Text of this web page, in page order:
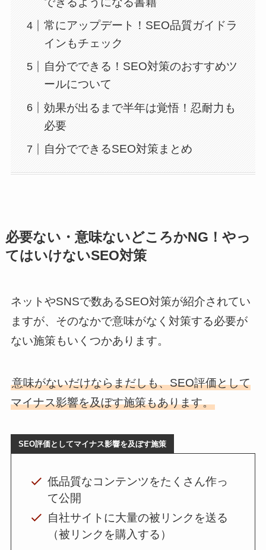
常にアップデート！SEO品質ガイドラ
インもチェック
自分でできる！SEO対策のおすすめツ
ールについて
効果が出るまで半年は覚悟！忍耐力も
必要
自分でできるSEO対策まとめ
必要ない・意味ないどころかNG！やっ
てはいけないSEO対策
ネットやSNSで数あるSEO対策が紹介されてい
ますが、そのなかで意味がなく対策する必要が
ない施策もいくつかあります。
意味がないだけならまだしも、SEO評価として
マイナス影響を及ぼす施策もあります。
SEO評価としてマイナス影響を及ぼす施策
低品質なコンテンツをたくさん作っ
て公開
自社サイトに大量の被リンクを送る
（被リンクを購入する）